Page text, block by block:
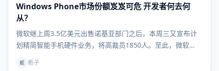
开发者
Windows Phone市场份额岌岌可危 开发者何去何
从？
微软继上周3.5亿美元出售诺基亚部门之后，本周三又宣布计
划精简智能手机硬件业务，将高裁员1850人。至此，微软…
栀 栀子